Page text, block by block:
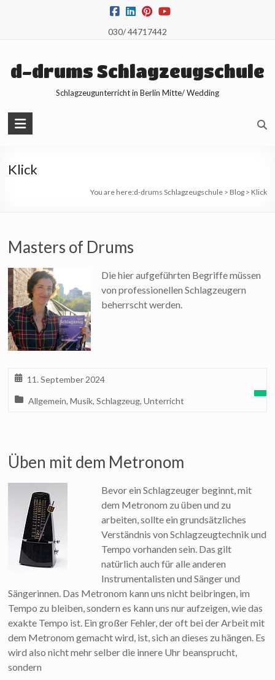
030/ 44717442
d-drums Schlagzeugschule
Schlagzeugunterricht in Berlin Mitte/ Wedding
Klick
You are here:d-drums Schlagzeugschule> Blog> Klick
Masters of Drums
Die hier aufgeführten Begriffe müssen
von professionellen Schlagzeugern
beherrscht werden.
11. September 2024
Allgemein,Musik,Schlagzeug,Unterricht
Üben mit dem Metronom
Bevor ein Schlagzeuger beginnt, mit
dem Metronom zu üben und zu
arbeiten, sollte ein grundsätzliches
Verständnis von Schlagzeugtechnik und
Tempo vorhanden sein. Das gilt
natürlich auch für alle anderen
Instrumentalisten und Sänger und
Sängerinnen. Das Metronom kann uns nicht beibringen, im
Tempo zu bleiben, sondern es kann uns nur aufzeigen, wie das
exakte Tempo ist. Ein großer Fehler, der oft bei der Arbeit mit
dem Metronom gemacht wird, ist, sich an dieses zu hängen. Es
wird also nicht mehr selber die innere Uhr beansprucht,
sondern